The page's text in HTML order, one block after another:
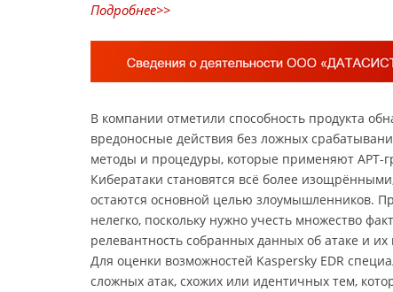
Подробнее>>
В компании отметили способность продукта
вредоносные действия без ложных
методы и процедуры, которые применяют APT-
Кибератаки становятся всё более
остаются основной целью злоумышленников.
нелегко, поскольку нужно учесть множество
релевантность собранных данных об атаке и их
Для оценки возможностей Kaspersky EDR
сложных атак, схожих или идентичных тем,